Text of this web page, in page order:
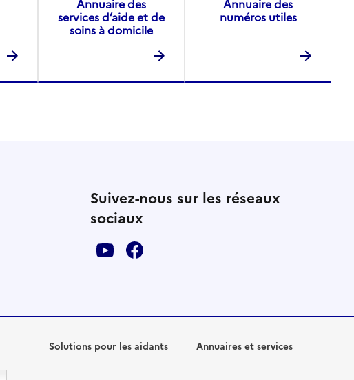
Annuaire des
services d’aide et de
soins à domicile
Annuaire des
numéros utiles
Suivez-nous sur les réseaux
sociaux
Solutions pour les aidants Annuaires et services